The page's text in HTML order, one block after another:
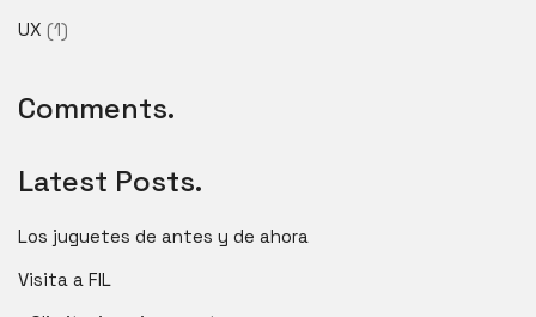
UX (1)
Comments.
Latest Posts.
Los juguetes de antes y de ahora
Visita a FIL